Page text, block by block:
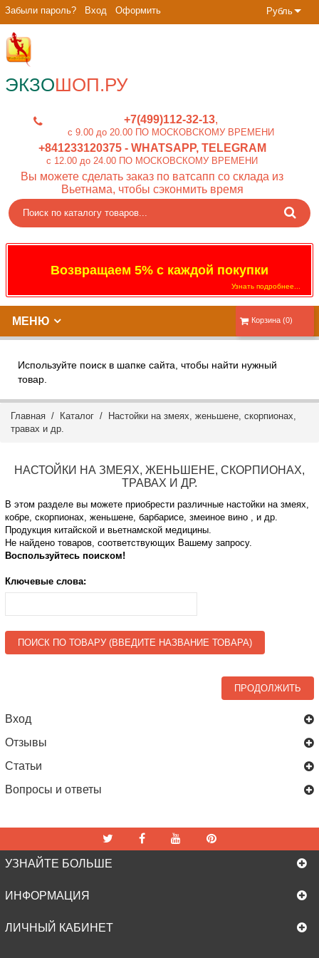
Рубль
Забыли пароль? Вход Оформить
ЭКЗОШОП.РУ
+7(499)112-32-13
c 9.00 до 20.00 ПО МОСКОВСКОМУ ВРЕМЕНИ
+841233120375- WHATSAPP, TELEGRAM
c 12.00 до 24.00 ПО МОСКОВСКОМУ ВРЕМЕНИ
Вы можете сделать заказ по ватсапп со склада из
Вьетнама, чтобы сэконмить время
Возвращаем 5% с каждой покупки
Узнать подробнее...
Корзина (0)
МЕНЮ
Используйте поиск в шапке сайта, чтобы найти нужный
товар.
Главная / Каталог / Настойки на змеях, женьшене, скорпионах,
травах и др.
НАСТОЙКИ НА ЗМЕЯХ, ЖЕНЬШЕНЕ, СКОРПИОНАХ,
ТРАВАХ И ДР.
В этом разделе вы можете приобрести различные настойки на змеях,
кобре, скорпионах, женьшене, барбарисе, змеиное вино , и др.
Продукция китайской и вьетнамской медицины.
Не найдено товаров, соответствующих Вашему запросу.
Воспользуйтесь поиском!
Ключевые слова:
ПОИСК ПО ТОВАРУ (ВВЕДИТЕ НАЗВАНИЕ ТОВАРА)
ПРОДОЛЖИТЬ
Вход
Отзывы
Статьи
Вопросы и ответы
УЗНАЙТЕ БОЛЬШЕ
ИНФОРМАЦИЯ
ЛИЧНЫЙ КАБИНЕТ